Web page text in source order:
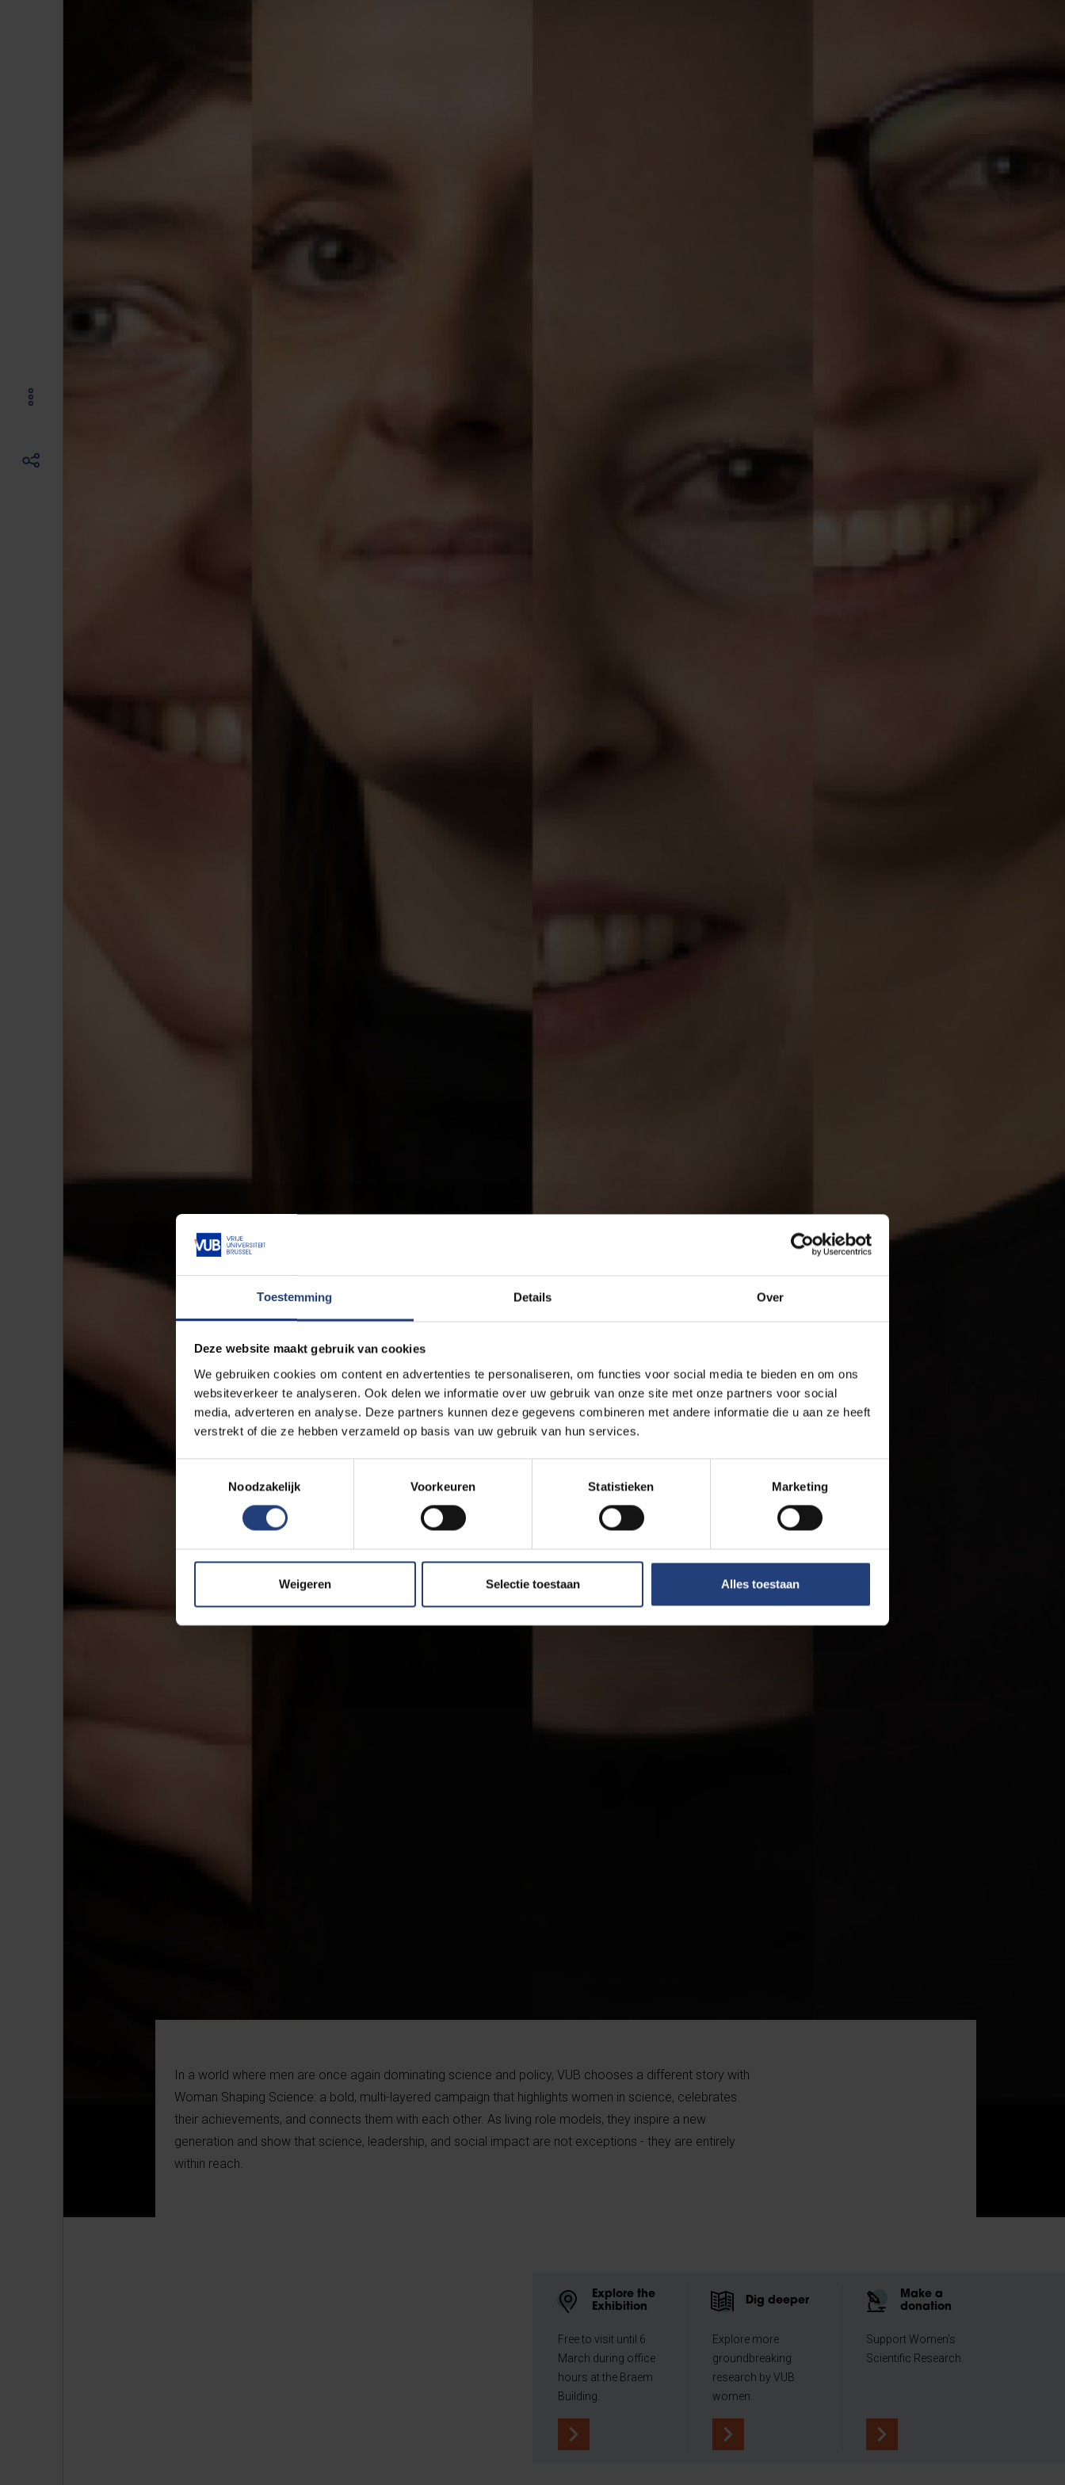
Toestemming Details Over
Deze website maakt gebruik van cookies
We gebruiken cookies om content en advertenties te personaliseren, om functies voor social media te bieden en om ons
websiteverkeer te analyseren. Ook delen we informatie over uw gebruik van onze site met onze partners voor social
media, adverteren en analyse. Deze partners kunnen deze gegevens combineren met andere informatie die u aan ze heeft
verstrekt of die ze hebben verzameld op basis van uw gebruik van hun services.
Noodzakelijk
Voorkeuren Statistieken Marketing
Weigeren Selectie toestaan Alles toestaan
In a world where men are once again dominating science and policy, VUB chooses a different story with
Woman Shaping Science: a bold, multi-layered campaign that highlights women in science, celebrates
their achievements, and connects them with each other. As living role models, they inspire a new
generation and show that science, leadership, and social impact are not exceptions - they are entirely
within reach.
Explore the
Exhibition
Free to visit until 6
March during office
hours at the Braem
Building.
Dig deeper
Explore more
groundbreaking
research by VUB
women.
Make a
donation
Support Women’s
Scientific Research.